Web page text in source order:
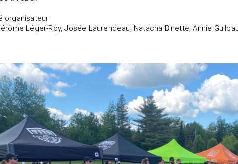
organisateur
Léger-Roy, Josée Laurendeau, Natacha Binette, Annie